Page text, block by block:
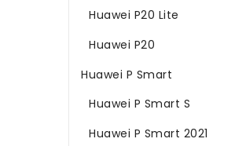
Huawei P20 Lite
Huawei P20
Huawei P Smart
Huawei P Smart S
Huawei P Smart 2021